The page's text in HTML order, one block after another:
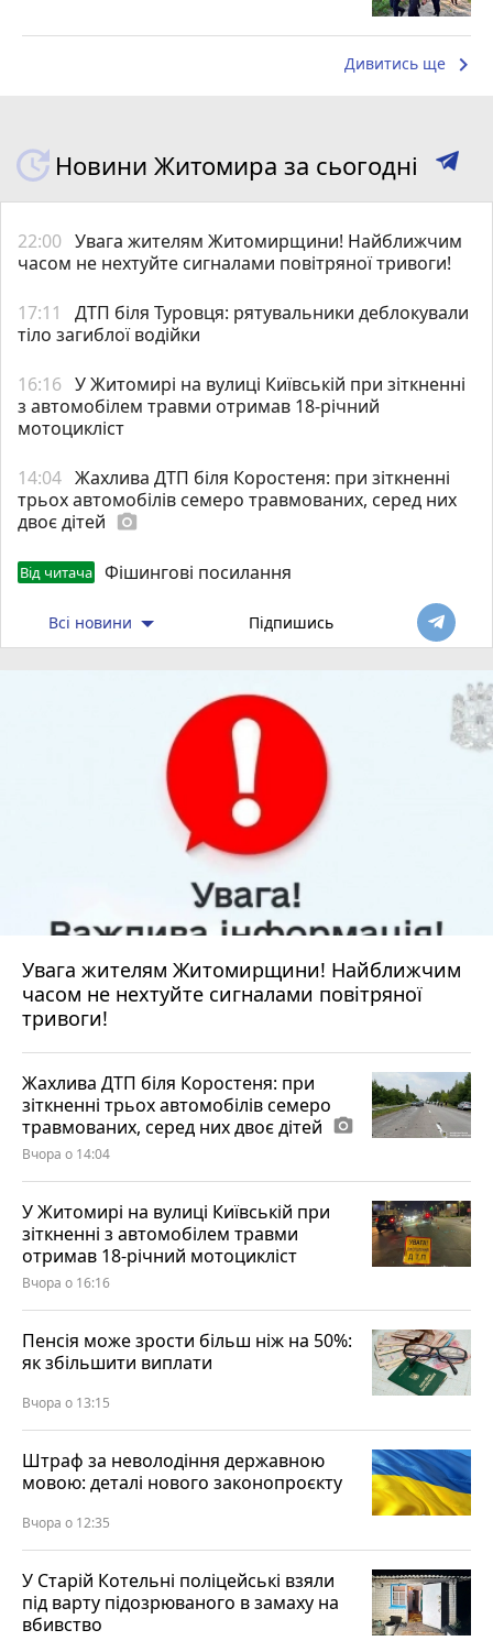
Дивитись ще keyboard_arrow_right
Новини Житомира за сьогодні
22:00 Увага жителям Житомирщини! Найближчим
часом не нехтуйте сигналами повітряної тривоги!
17:11
ДТП біля Туровця: рятувальники деблокували
тіло загиблої водійки
16:16 У Житомирі на вулиці Київській при зіткненні
з автомобілем травми отримав 18-річний
мотоцикліст
14:04 Жахлива ДТП біля Коростеня: при зіткненні
трьох автомобілів семеро травмованих, серед них
двоє дітей photo_camera
Від читача Фішингові посилання
Всі новини Підпишись
Увага жителям Житомирщини! Найближчим
часом не нехтуйте сигналами повітряної
тривоги!
Жахлива ДТП біля Коростеня: при
зіткненні трьох автомобілів семеро
травмованих, серед них двоє дітей photo_camera
Вчора о 14:04
У Житомирі на вулиці Київській при
зіткненні з автомобілем травми
отримав 18-річний мотоцикліст
Вчора о 16:16
Пенсія може зрости більш ніж на 50%:
як збільшити виплати
Вчора о 13:15
Штраф за неволодіння державною
мовою: деталі нового законопроєкту
Вчора о 12:35
У Старій Котельні поліцейські взяли
під варту підозрюваного в замаху на
вбивство